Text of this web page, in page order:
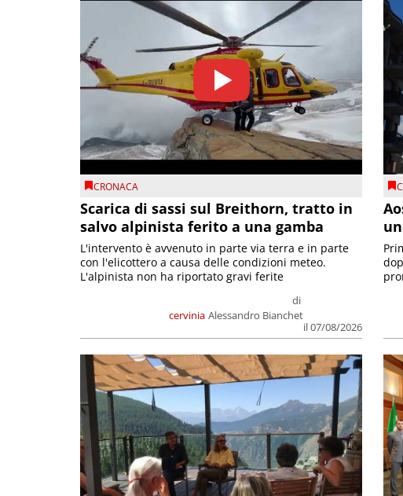
CRONACA
Scarica di sassi sul Breithorn, tratto in
salvo alpinista ferito a una gamba
cervinia
di
Alessandro Bianchet
il 07/08/2026
L'intervento è avvenuto in parte via terra e in parte
con l'elicottero a causa delle condizioni meteo.
L'alpinista non ha riportato gravi ferite